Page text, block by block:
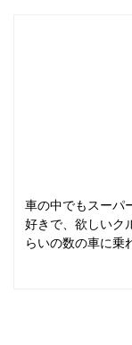
車の中でもスーパ
好きで、欲しいク
らいの数の車に乗